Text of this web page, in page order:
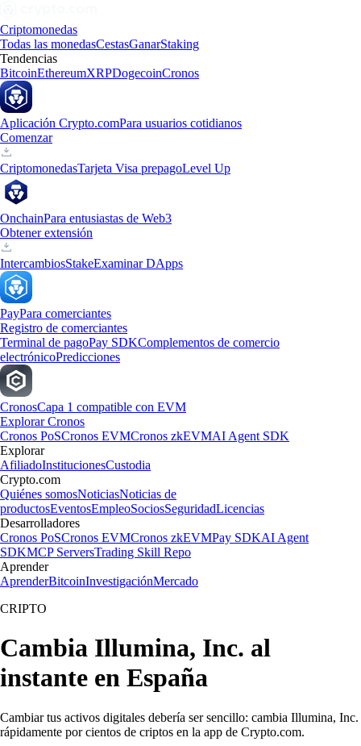
Criptomonedas
Todas las monedasCestasGanarStaking
Tendencias
BitcoinEthereumXRPDogecoinCronos
Aplicación Crypto.comPara usuarios cotidianos
Comenzar
CriptomonedasTarjeta Visa prepagoLevel Up
OnchainPara entusiastas de Web3
Obtener extensión
IntercambiosStakeExaminar DApps
PayPara comerciantes
Registro de comerciantes
Terminal de pagoPay SDKComplementos de comercio
electrónicoPredicciones
CronosCapa 1 compatible con EVM
Explorar Cronos
Cronos PoSCronos EVMCronos zkEVMAI Agent SDK
Explorar
AfiliadoInstitucionesCustodia
Crypto.com
Quiénes somosNoticiasNoticias de
productosEventosEmpleoSociosSeguridadLicencias
Desarrolladores
Cronos PoSCronos EVMCronos zkEVMPay SDKAI Agent
SDKMCP ServersTrading Skill Repo
Aprender
AprenderBitcoinInvestigaciónMercado
CRIPTO
Cambia Illumina, Inc. al
instante en España
Cambiar tus activos digitales debería ser sencillo: cambia Illumina, Inc.
rápidamente por cientos de criptos en la app de Crypto.com.